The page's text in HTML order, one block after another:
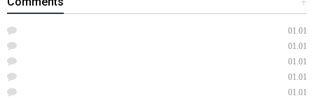
01.01
01.01
01.01
01.01
01.01